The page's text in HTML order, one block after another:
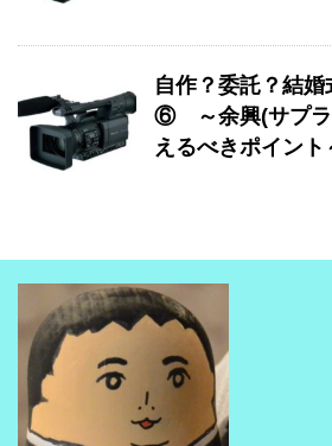
自作？委託？結
⑥ ～余興(サプラ
えるべきポイント